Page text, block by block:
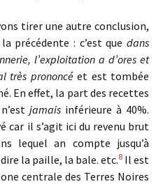
tirer une autre conclusion,
précédente : c’est que dans
l’exploitation a d’ores et
très prononcéet est tombée
En effet, la part des recettes
jamaisinférieure à 40%.
car il s’agit ici du revenu brut
lequel an compte jusqu’à
la paille, la bale. etc.8 Il est
centrale des Terres Noires